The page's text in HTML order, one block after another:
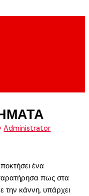
Administrator
ένα
πως στα
την κάννη, υπάρχει